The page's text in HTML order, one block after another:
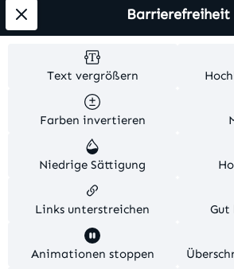
Info
Alle Preise inkl. gesetzl.
Versandkosten . Alle
Herstellerangaben und
© 2026 MKV24 – Alle Rechte
TC-Innovations
Text vergrößern
Farben invertieren
Niedrige Sättigung
Links unterstreichen Gut
Animationen stoppen
Barrierefreiheit
Diese Website verwendet Cookies,
Erfahrung bieten zu können.